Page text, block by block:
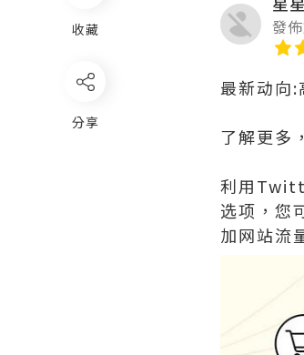
發
最新动向
了解更多
利用
选项，您
加网站流
收藏
分享